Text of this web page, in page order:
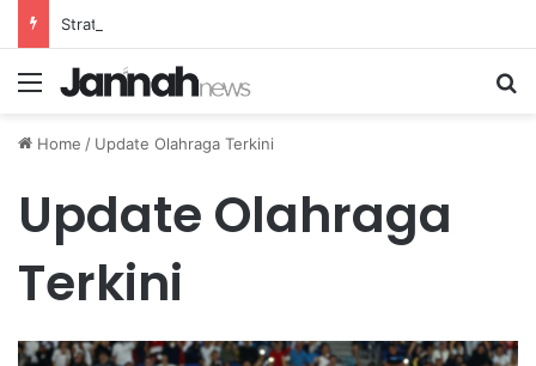
Menu
Home / Update Olahraga Terkini
Update Olahraga
Terkini